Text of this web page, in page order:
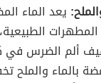
يعد الماء
الطبيعية،
ألم الضرس في
بالماء والملح